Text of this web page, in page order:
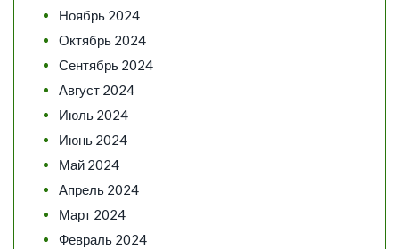
Ноябрь 2024
Октябрь 2024
Сентябрь 2024
Август 2024
Июль 2024
Июнь 2024
Май 2024
Апрель 2024
Март 2024
Февраль 2024